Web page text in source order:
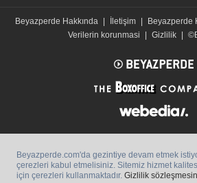
Beyazperde Hakkında İletişim Beyazperde
Verilerin korunmasi
Gizlilik
Beyazperde.com'da gezintiye devam etmek
çerezleri kabul etmelisiniz. Sitemiz hizmet
için çerezleri kullanmaktadır. Gizlilik